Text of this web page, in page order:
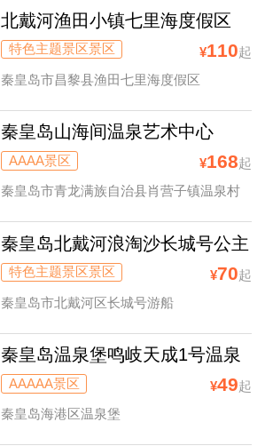
北戴河渔田小镇七里海度假区
特色主题景区景区 ¥110起
秦皇岛市昌黎县渔田七里海度假区
秦皇岛山海间温泉艺术中心
AAAA景区 ¥168起
秦皇岛市青龙满族自治县肖营子镇温泉村
秦皇岛北戴河浪淘沙长城号公主
号寻仙号求仙号游船
特色主题景区景区 ¥70起
秦皇岛市北戴河区长城号游船
秦皇岛温泉堡鸣岐天成1号温泉
度假村
AAAAA景区 ¥49起
秦皇岛海港区温泉堡